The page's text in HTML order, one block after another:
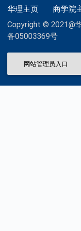
华理主页 商学院
Copyright © 2021@
备05003369号
网站管理员入口